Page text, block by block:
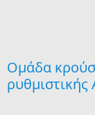
Ομάδα